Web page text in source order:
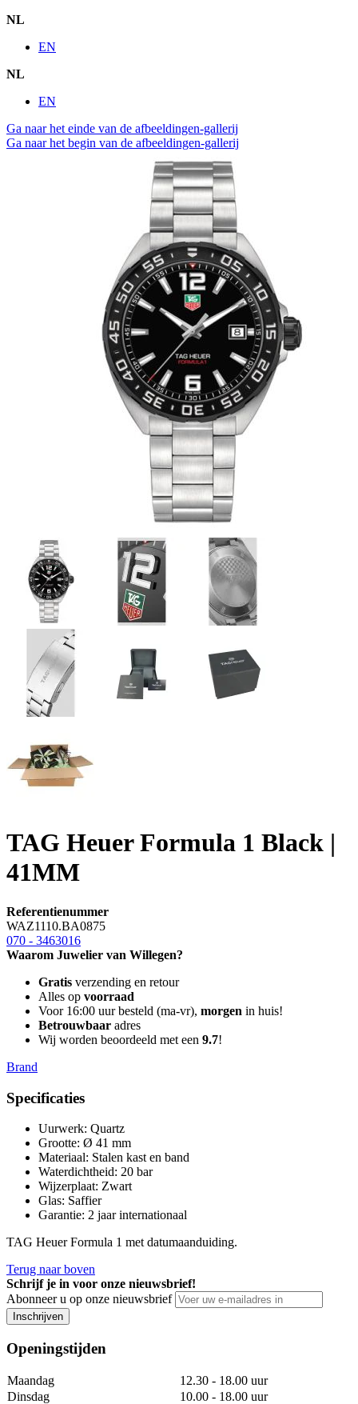
NL
EN
NL
EN
Ga naar het einde van de afbeeldingen-gallerij
Ga naar het begin van de afbeeldingen-gallerij
TAG Heuer Formula 1 Black |
41MM
Referentienummer
WAZ1110.BA0875
070 - 3463016
Waarom Juwelier van Willegen?
Gratis verzending en retour
Alles op voorraad
Voor 16:00 uur besteld (ma-vr), morgen in huis!
Betrouwbaar adres
Wij worden beoordeeld met een 9.7!
Brand
Specificaties
Uurwerk: Quartz
Grootte: Ø 41 mm
Materiaal: Stalen kast en band
Waterdichtheid: 20 bar
Wijzerplaat: Zwart
Glas: Saffier
Garantie: 2 jaar internationaal
TAG Heuer Formula 1 met datumaanduiding.
Terug naar boven
Schrijf je in voor onze nieuwsbrief!
Abonneer u op onze nieuwsbrief
Inschrijven
Openingstijden
Maandag
12.30 - 18.00 uur
Dinsdag
10.00 - 18.00 uur